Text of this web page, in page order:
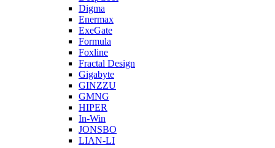
Digma
Enermax
ExeGate
Formula
Foxline
Fractal Design
Gigabyte
GINZZU
GMNG
HIPER
In-Win
JONSBO
LIAN-LI